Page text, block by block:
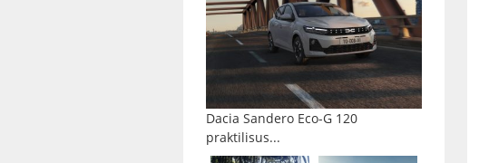
Dacia Sandero Eco-G 120
praktilisus...